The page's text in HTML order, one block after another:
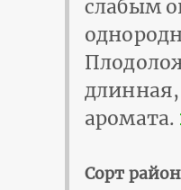
слабым
длинная,
аромата.
Сорт